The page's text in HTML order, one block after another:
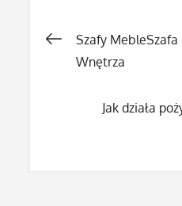
Szafy
Wnętrza
Jak działa